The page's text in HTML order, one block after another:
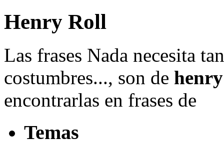
Henry Roll
Las frases Nada necesita
costumbres..., son de
encontrarlas en frases de
Temas